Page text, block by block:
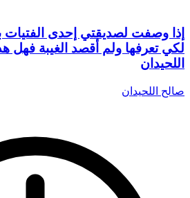
إذا وصفت لصديقتي إحدى
لكي تعرفها ولم أقصد الغيبة فهل
اللحيدان
صالح اللحيدان